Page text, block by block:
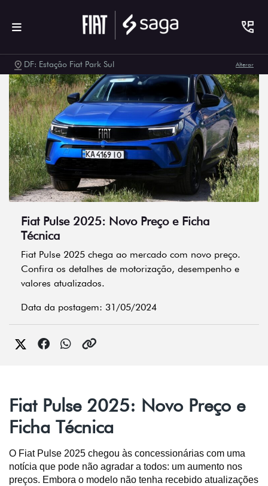
DF: Estação Fiat Park Sul Alterar
Fiat Pulse 2025: Novo Preço e Ficha
Técnica
Fiat Pulse 2025 chega ao mercado com novo preço.
Confira os detalhes de motorização, desempenho e
valores atualizados.
Data da postagem: 31/05/2024
Fiat Pulse 2025: Novo Preço e
Ficha Técnica
O Fiat Pulse 2025 chegou às concessionárias com uma
notícia que pode não agradar a todos: um aumento nos
preços. Embora o modelo não tenha recebido atualizações